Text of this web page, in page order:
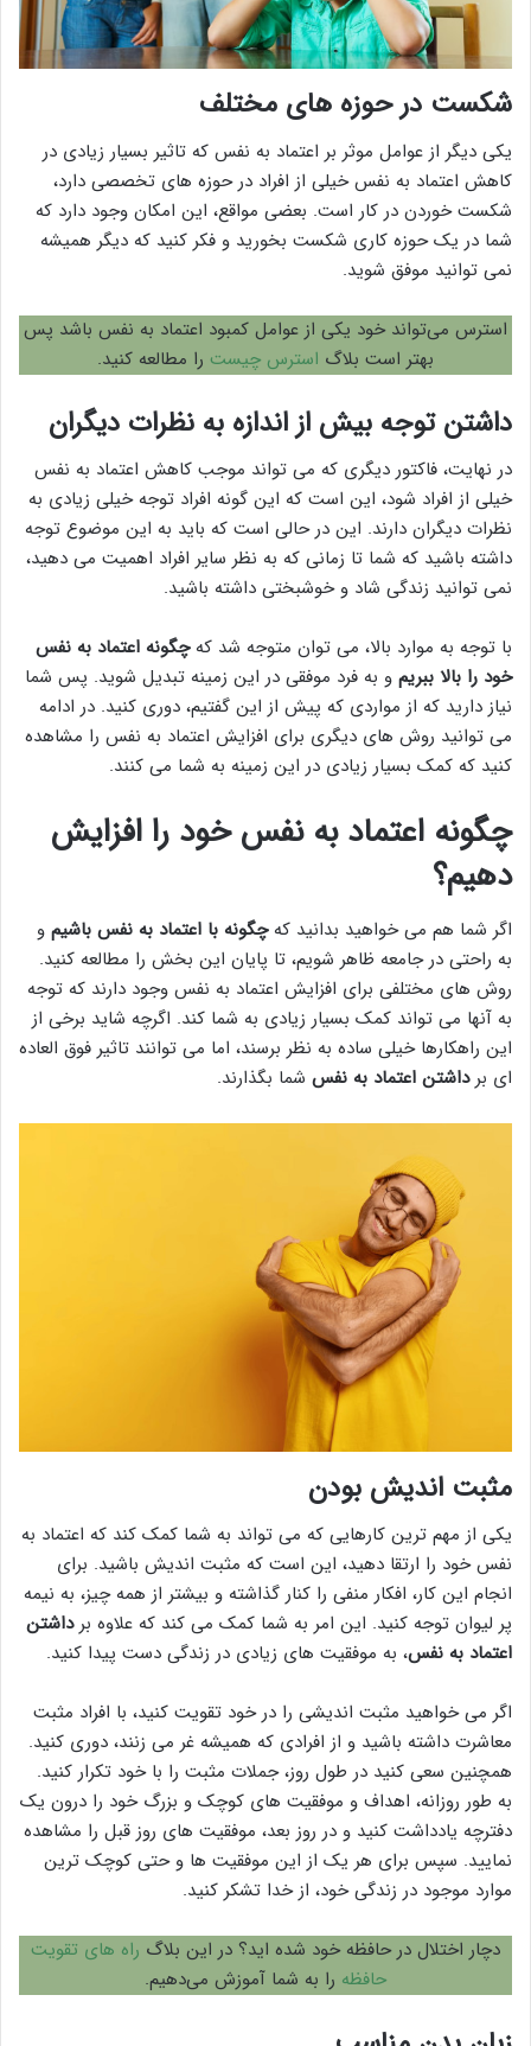
شکست در حوزه های مختلف
یکی دیگر از عوامل موثر بر اعتماد به نفس که تاثیر بسیار زیادی در
کاهش اعتماد به نفس خیلی از افراد در حوزه های تخصصی دارد،
شکست خوردن در کار است. بعضی مواقع، این امکان وجود دارد که
شما در یک حوزه کاری شکست بخورید و فکر کنید که دیگر همیشه
نمی توانید موفق شوید.
استرس می‌تواند خود یکی از عوامل کمبود اعتماد به نفس باشد پس
بهتر است بلاگ استرس چیست را مطالعه کنید.
داشتن توجه بیش از اندازه به نظرات دیگران
در نهایت، فاکتور دیگری که می تواند موجب کاهش اعتماد به نفس
خیلی از افراد شود، این است که این گونه افراد توجه خیلی زیادی به
نظرات دیگران دارند. این در حالی است که باید به این موضوع توجه
داشته باشید که شما تا زمانی که به نظر سایر افراد اهمیت می دهید،
نمی توانید زندگی شاد و خوشبختی داشته باشید.
با توجه به موارد بالا، می توان متوجه شد کهچگونه اعتماد به نفس
خود را بالا ببریم و به فرد موفقی در این زمینه تبدیل شوید. پس شما
نیاز دارید که از مواردی که پیش از این گفتیم، دوری کنید. در ادامه
می توانید روش های دیگری برای افزایش اعتماد به نفس را مشاهده
کنید که کمک بسیار زیادی در این زمینه به شما می کنند.
چگونه اعتماد به نفس خود را افزایش
دهیم؟
اگر شما هم می خواهید بدانید کهچگونه با اعتماد به نفس باشیم و
به راحتی در جامعه ظاهر شویم، تا پایان این بخش را مطالعه کنید.
روش های مختلفی برای افزایش اعتماد به نفس وجود دارند که توجه
به آنها می تواند کمک بسیار زیادی به شما کند. اگرچه شاید برخی از
این راهکارها خیلی ساده به نظر برسند، اما می توانند تاثیر فوق العاده
ای برداشتن اعتماد به نفس شما بگذارند.
مثبت اندیش بودن
یکی از مهم ترین کارهایی که می تواند به شما کمک کند که اعتماد به
نفس خود را ارتقا دهید، این است که مثبت اندیش باشید. برای
انجام این کار، افکار منفی را کنار گذاشته و بیشتر از همه چیز، به نیمه
پر لیوان توجه کنید. این امر به شما کمک می کند که علاوه برداشتن
اعتماد به نفس، به موفقیت های زیادی در زندگی دست پیدا کنید.
اگر می خواهید مثبت اندیشی را در خود تقویت کنید، با افراد مثبت
معاشرت داشته باشید و از افرادی که همیشه غر می زنند، دوری کنید.
همچنین سعی کنید در طول روز، جملات مثبت را با خود تکرار کنید.
به طور روزانه، اهداف و موفقیت های کوچک و بزرگ خود را درون یک
دفترچه یادداشت کنید و در روز بعد، موفقیت های روز قبل را مشاهده
نمایید. سپس برای هر یک از این موفقیت ها و حتی کوچک ترین
موارد موجود در زندگی خود، از خدا تشکر کنید.
دچار اختلال در حافظه خود شده اید؟ در این بلاگ راه های تقویت
حافظه را به شما آموزش می‌دهیم.